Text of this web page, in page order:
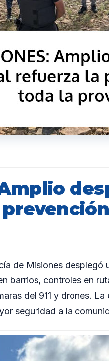
Amplio
de Misiones desplegó
barrios, controles en
del 911 y drones.
seguridad a la